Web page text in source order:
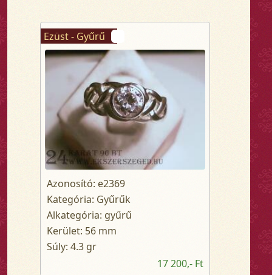
Ezüst - Gyűrű
Azonosító: e2369
Kategória: Gyűrűk
Alkategória: gyűrű
Kerület: 56 mm
Súly: 4.3 gr
17 200,- Ft